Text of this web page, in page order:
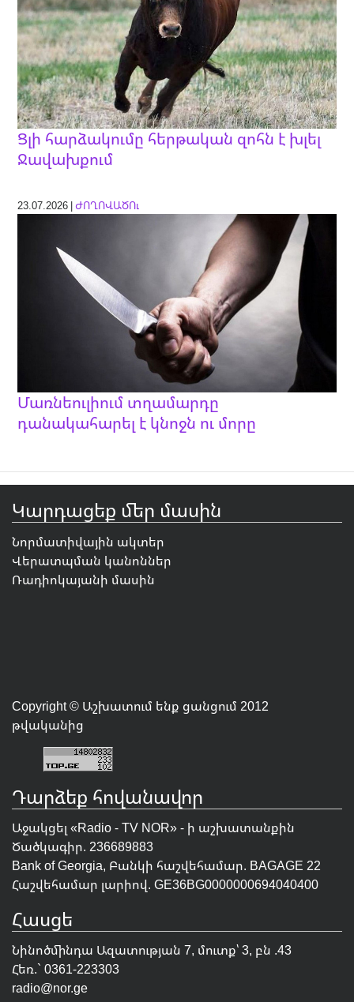
Ցլի հարձակումը հերթական զոհն է խլել
Ջավախքում
23.07.2026 |ԺՈՂՈՎԱԾՈւ
Մառնեուլիում տղամարդը
դանակահարել է կնոջն ու մորը
Կարդացեք մեր մասին
Նորմատիվային ակտեր
Վերատպման կանոններ
Ռադիոկայանի մասին
Copyright © Աշխատում ենք ցանցում 2012
թվականից
Դարձեք հովանավոր
Աջակցել «Radio - TV NOR» - ի աշխատանքին
Ծածկագիր. 236689883
Bank of Georgia, Բանկի հաշվեհամար. BAGAGE 22
Հաշվեհամար լարիով. GE36BG0000000694040400
Հասցե
Նինոծմինդա Ազատության 7, մուտք՝ 3, բն .43
Հեռ.` 0361-223303
radio@nor.ge